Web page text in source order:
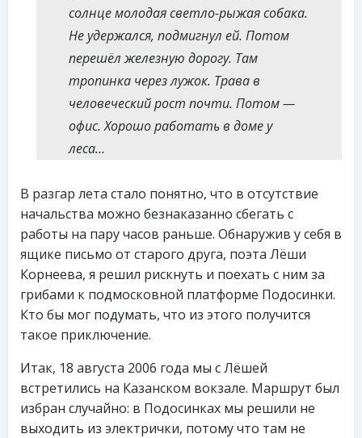
солнце молодая светло-рыжая собака.
Не удержался, подмигнул ей. Потом
перешёл железную дорогу. Там
тропинка через лужок. Трава в
человеческий рост почти. Потом —
офис. Хорошо работать в доме у
леса…
В разгар лета стало понятно, что в отсутствие
начальства можно безнаказанно сбегать с
работы на пару часов раньше. Обнаружив у себя в
ящике письмо от старого друга, поэта Лёши
Корнеева, я решил рискнуть и поехать с ним за
грибами к подмосковной платформе Подосинки.
Кто бы мог подумать, что из этого получится
такое приключение.
Итак, 18 августа 2006 года мы с Лёшей
встретились на Казанском вокзале. Маршрут был
избран случайно: в Подосинках мы решили не
выходить из электрички, потому что там не